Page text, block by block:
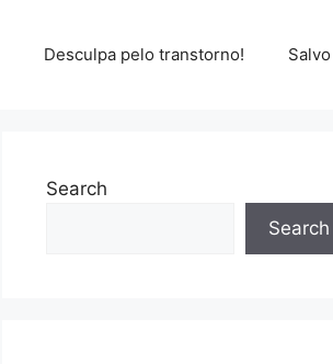
Desculpa pelo transtorno! Salvo
Search
Search